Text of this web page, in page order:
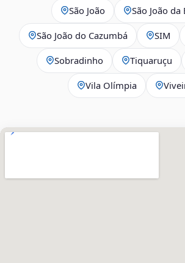
São João São João da
São João do Cazumbá SIM
Sobradinho Tiquaruçu
Vila Olímpia